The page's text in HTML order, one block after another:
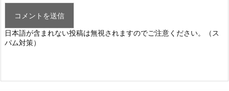
日本語が含まれない投稿は無視されますのでご注意ください。（ス
パム対策）